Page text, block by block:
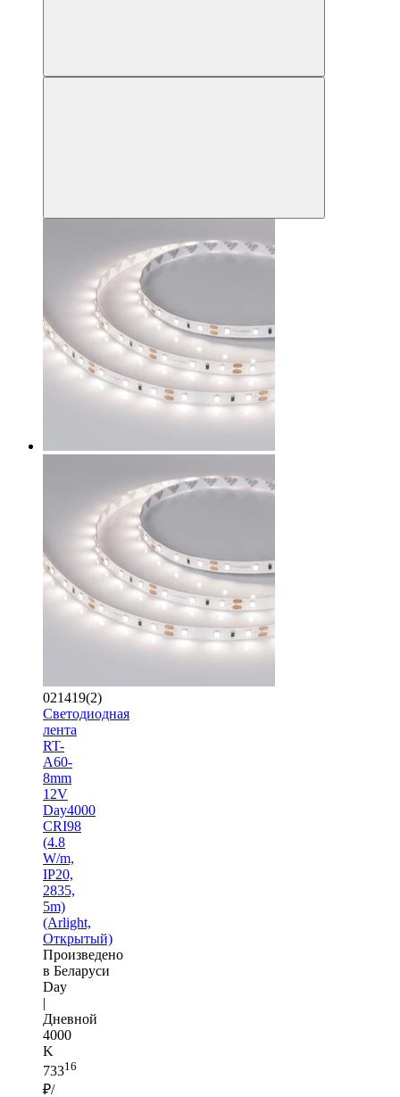
021419(2)
Светодиодная
лента
RT-
A60-
8mm
12V
Day4000
CRI98
(4.8
W/m,
IP20,
2835,
5m)
(Arlight,
Открытый)
Произведено
в Беларуси
Day
|
Дневной
4000
K
73316
₽/